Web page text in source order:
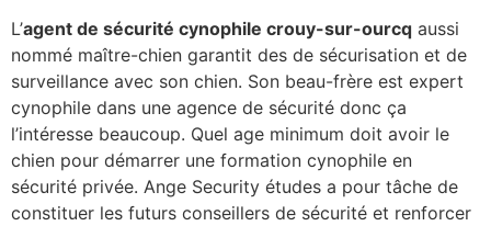
L’agent de sécurité cynophile crouy-sur-ourcq aussi
nommé maître-chien garantit des de sécurisation et de
surveillance avec son chien. Son beau-frère est expert
cynophile dans une agence de sécurité donc ça
l’intéresse beaucoup. Quel age minimum doit avoir le
chien pour démarrer une formation cynophile en
sécurité privée. Ange Security études a pour tâche de
constituer les futurs conseillers de sécurité et renforcer